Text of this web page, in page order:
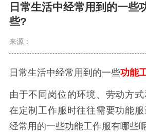
日常生活中经常用到的一些
些?
来源：
日常生活中经常用到的一些功能
由于不同岗位的环境、劳动方式
在定制工作服时往往需要功能
经常用的一些功能工作服有哪些